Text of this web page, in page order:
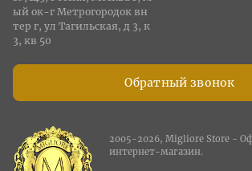
Обратный звонок
ый ок-г Метрогородок вн
тер г, ул Тагильская, д 3, к
3, кв 50
2005-2026, Migliore Store -
интернет-магазин.